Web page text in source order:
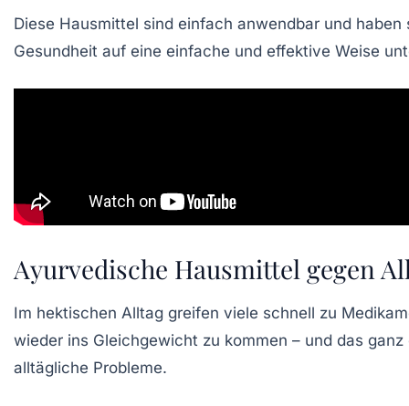
Diese Hausmittel sind einfach anwendbar und
Gesundheit auf eine einfache und effektive Weise
Ayurvedische Hausmittel gegen
Im hektischen Alltag greifen viele schnell zu
wieder ins Gleichgewicht zu kommen – und das
alltägliche Probleme.